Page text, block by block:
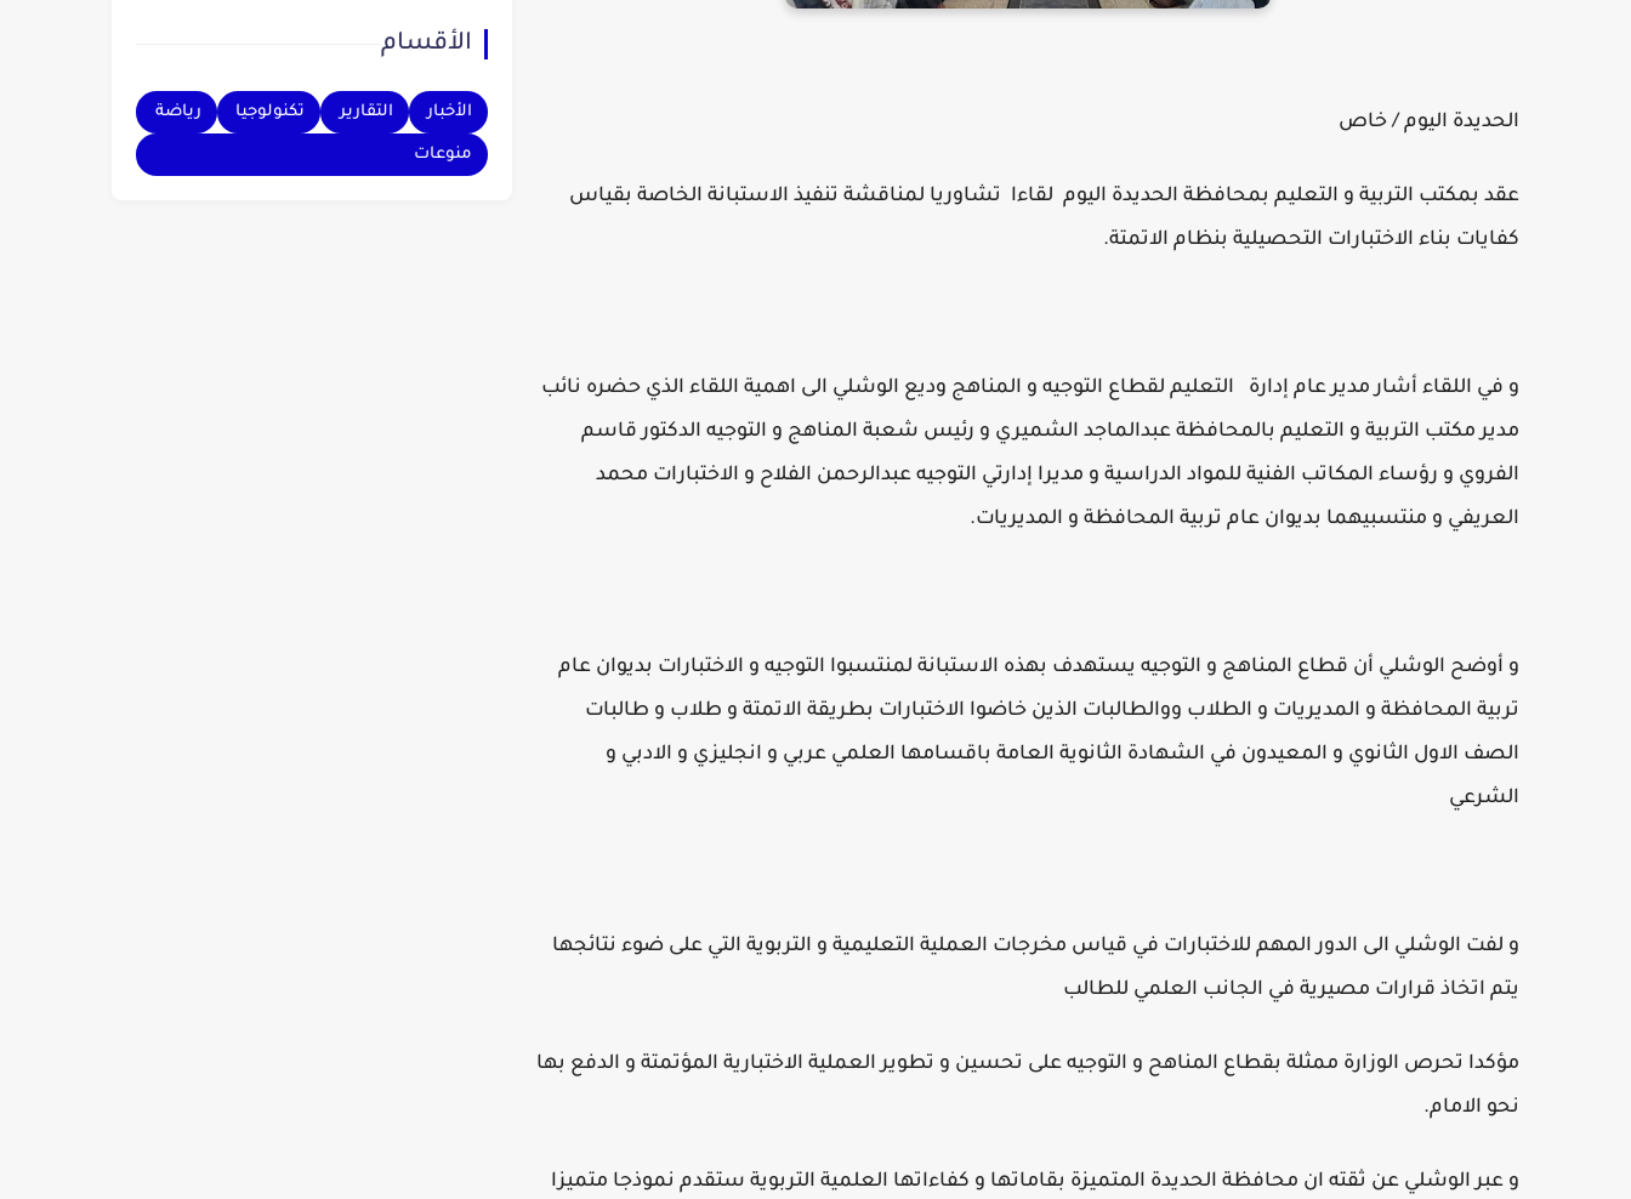
الحديدة اليوم / خاص
عقد بمكتب التربية و التعليم بمحافظة الحديدة اليوم لقاءا تشاوريا لمناقشة تنفيذ الاستبانة الخاصة بقياس
كفايات بناء الاختبارات التحصيلية بنظام الاتمتة.
و في اللقاء أشار مدير عام إدارة التعليم لقطاع التوجيه و المناهج وديع الوشلي الى اهمية اللقاء الذي حضره نائب
مدير مكتب التربية و التعليم بالمحافظة عبدالماجد الشميري و رئيس شعبة المناهج و التوجيه الدكتور قاسم
الفروي و رؤساء المكاتب الفنية للمواد الدراسية و مديرا إدارتي التوجيه عبدالرحمن الفلاح و الاختبارات محمد
العريفي و منتسبيهما بديوان عام تربية المحافظة و المديريات.
و أوضح الوشلي أن قطاع المناهج و التوجيه يستهدف بهذه الاستبانة لمنتسبوا التوجيه و الاختبارات بديوان عام
تربية المحافظة و المديريات و الطلاب ووالطالبات الذين خاضوا الاختبارات بطريقة الاتمتة و طلاب و طالبات
الصف الاول الثانوي و المعيدون في الشهادة الثانوية العامة باقسامها العلمي عربي و انجليزي و الادبي و
الشرعي
و لفت الوشلي الى الدور المهم للاختبارات في قياس مخرجات العملية التعليمية و التربوية التي على ضوء نتائجها
يتم اتخاذ قرارات مصيرية في الجانب العلمي للطالب
مؤكدا تحرص الوزارة ممثلة بقطاع المناهح و التوجيه على تحسين و تطوير العملية الاختبارية المؤتمتة و الدفع بها
نحو الامام.
و عبر الوشلي عن ثقته ان محافظة الحديدة المتميزة بقاماتها و كفاءاتها العلمية التربوية ستقدم نموذجا متميزا
الأقسام
الأخبار التقارير تكنولوجيا رياضة
منوعات